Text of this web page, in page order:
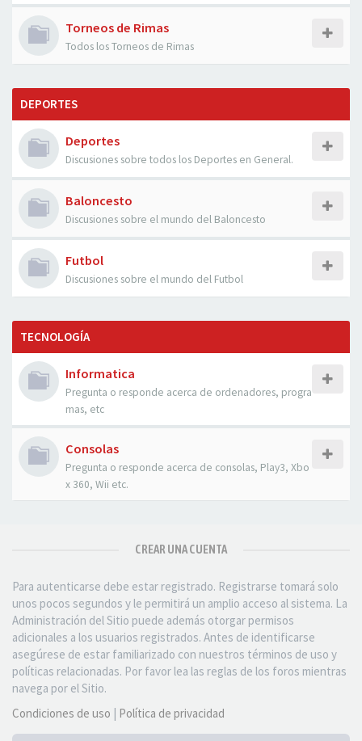
Torneos de Rimas
Todos los Torneos de Rimas
DEPORTES
Deportes
Discusiones sobre todos los Deportes en General.
Baloncesto
Discusiones sobre el mundo del Baloncesto
Futbol
Discusiones sobre el mundo del Futbol
TECNOLOGÍA
Informatica
Pregunta o responde acerca de ordenadores, progra
mas, etc
Consolas
Pregunta o responde acerca de consolas, Play3, Xbo
x 360, Wii etc.
CREAR UNA CUENTA
Para autenticarse debe estar registrado. Registrarse tomará solo
unos pocos segundos y le permitirá un amplio acceso al sistema. La
Administración del Sitio puede además otorgar permisos
adicionales a los usuarios registrados. Antes de identificarse
asegúrese de estar familiarizado con nuestros términos de uso y
políticas relacionadas. Por favor lea las reglas de los foros mientras
navega por el Sitio.
Condiciones de uso | Política de privacidad